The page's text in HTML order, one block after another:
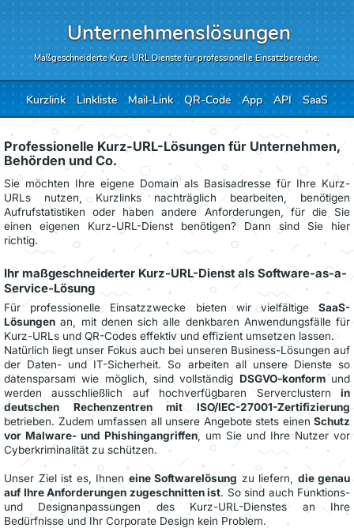
Unternehmenslösungen
Maßgeschneiderte Kurz-URL Dienste für professionelle Einsatzbereiche.
Kurzlink Linkliste Mail-Link QR-Code App API SaaS
Professionelle Kurz-URL-Lösungen für Unternehmen,
Behörden und Co.
Sie möchten Ihre eigene Domain als Basisadresse für Ihre Kurz-
URLs nutzen, Kurzlinks nachträglich bearbeiten, benötigen
Aufrufstatistiken oder haben andere Anforderungen, für die Sie
einen eigenen Kurz-URL-Dienst benötigen? Dann sind Sie hier
richtig.
Ihr maßgeschneiderter Kurz-URL-Dienst als Software-as-a-
Service-Lösung
Für professionelle Einsatzzwecke bieten wir vielfältige SaaS-
Lösungen an, mit denen sich alle denkbaren Anwendungsfälle für
Kurz-URLs und QR-Codes effektiv und effizient umsetzen lassen.
Natürlich liegt unser Fokus auch bei unseren Business-Lösungen auf
der Daten- und IT-Sicherheit. So arbeiten all unsere Dienste so
datensparsam wie möglich, sind vollständig DSGVO-konformund
werden ausschließlich auf hochverfügbaren Serverclustern in
deutschen Rechenzentren mit ISO/IEC-27001-Zertifizierung
betrieben. Zudem umfassen all unsere Angebote stets einen Schutz
vor Malware- und Phishingangriffen , um Sie und Ihre Nutzer vor
Cyberkriminalität zu schützen.
Unser Ziel ist es, Ihnen eine Softwarelösung zu liefern, die genau
auf Ihre Anforderungen zugeschnitten ist. So sind auch Funktions-
und Designanpassungen des Kurz-URL-Dienstes an Ihre
Bedürfnisse und Ihr Corporate Design kein Problem.